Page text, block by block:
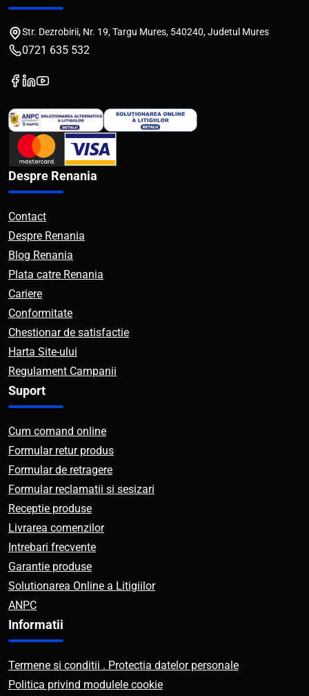
Str. Dezrobirii, Nr. 19, Targu Mures, 540240, Judetul Mures
0721 635 532
Despre Renania
Contact
Despre Renania
Blog Renania
Plata catre Renania
Cariere
Conformitate
Chestionar de satisfactie
Harta Site-ului
Regulament Campanii
Suport
Cum comand online
Formular retur produs
Formular de retragere
Formular reclamatii si sesizari
Receptie produse
Livrarea comenzilor
Intrebari frecvente
Garantie produse
Solutionarea Online a Litigiilor
ANPC
Informatii
Termene si conditii . Protectia datelor personale
Politica privind modulele cookie